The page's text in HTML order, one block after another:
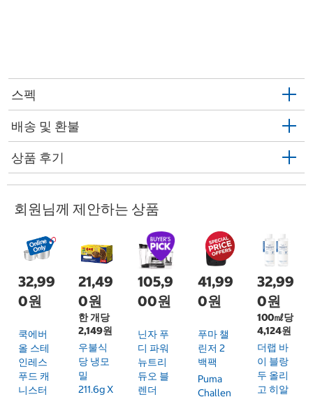
스펙
배송 및 환불
상품 후기
회원님께 제안하는 상품
32,99
0원
쿡에버
올 스테
인레스
푸드 캐
니스터
21,49
0원
한 개당
2,149원
우불식
당 냉모
밀
211.6g X
105,9
00원
닌자 푸
디 파워
뉴트리
듀오 블
렌더
41,99
0원
푸마 챌
린저 2
백팩
Puma
Challen
32,99
0원
100㎖당
4,124원
더랩 바
이 블랑
두 올리
고 히알